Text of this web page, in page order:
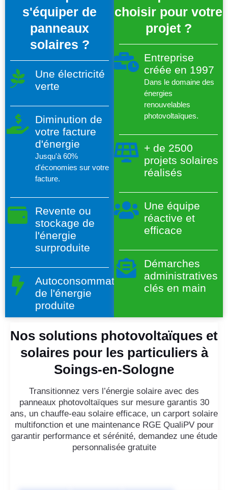
s'équiper de
panneaux
solaires ?
Une électricité
verte
Diminution de
votre facture
d'énergie
Jusqu'à 60%
d'économies sur votre
facture.
Revente ou
stockage de
l'énergie
surproduite
Autoconsommation
de l'énergie
produite
choisir pour votre
projet ?
Entreprise
créée en 1997
Dans le domaine des
énergies
renouvelables
photovoltaïques.
+ de 2500
projets solaires
réalisés
Une équipe
réactive et
efficace
Démarches
administratives
clés en main
Nos solutions photovoltaïques et
solaires pour les particuliers à
Soings-en-Sologne
Transitionnez vers l’énergie solaire avec des
panneaux photovoltaïques sur mesure garantis 30
ans, un chauffe-eau solaire efficace, un carport solaire
multifonction et une maintenance RGE QualiPV pour
garantir performance et sérénité, demandez une étude
personnalisée gratuite